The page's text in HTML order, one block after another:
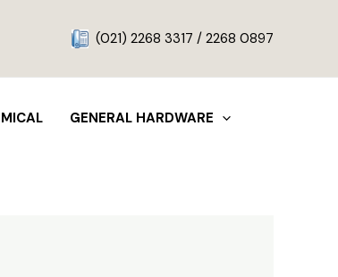
(021) 2268 3317 / 2268 0897
GENERAL HARDWARE